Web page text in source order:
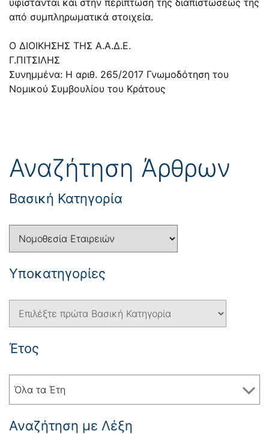
από συμπληρωματικά στοιχεία.
Ο ΔΙΟΙΚΗΣΗΣ ΤΗΣ Α.Α.Δ.Ε.
Γ.ΠΙΤΣΙΛΗΣ
Συνημμένα: Η αριθ. 265/2017 Γνωμοδότηση του
Νομικού Συμβουλίου του Κράτους
Αναζήτηση Άρθρων
Βασική Κατηγορία
Yποκατηγορίες
Έτος
Όλα τα Έτη
Αναζήτηση με Λέξη